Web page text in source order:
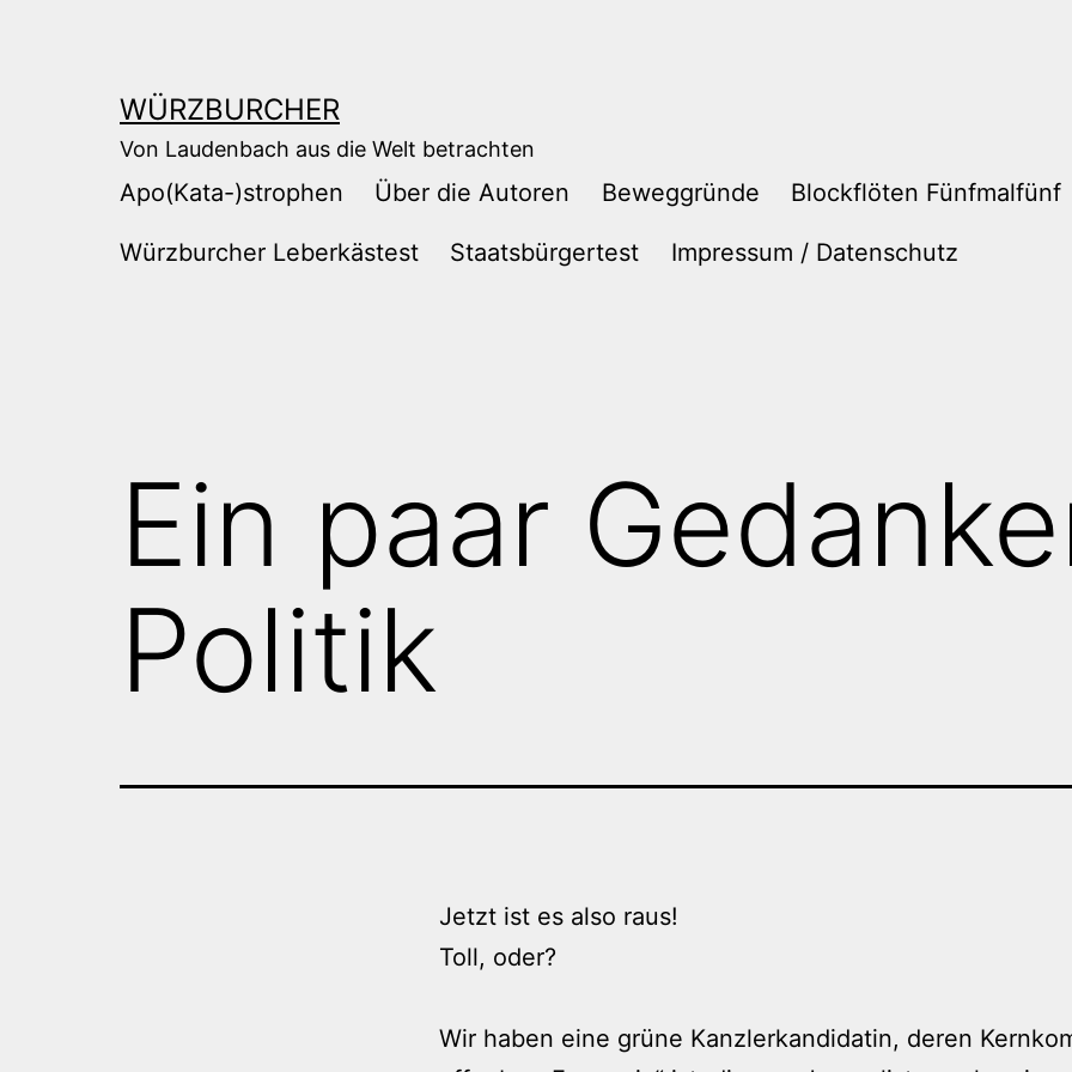
WÜRZBURCHER
Von Laudenbach aus die Welt betrachten
Apo(Kata-)strophen Über die Autoren Beweggründe Blockflöten Fünfmalfünf
Würzburcher Leberkästest Staatsbürgertest Impressum / Datenschutz
Ein paar
Politik
Jetzt ist es also raus!
Toll, oder?
Wir haben eine grüne Kanzlerkandidatin, deren